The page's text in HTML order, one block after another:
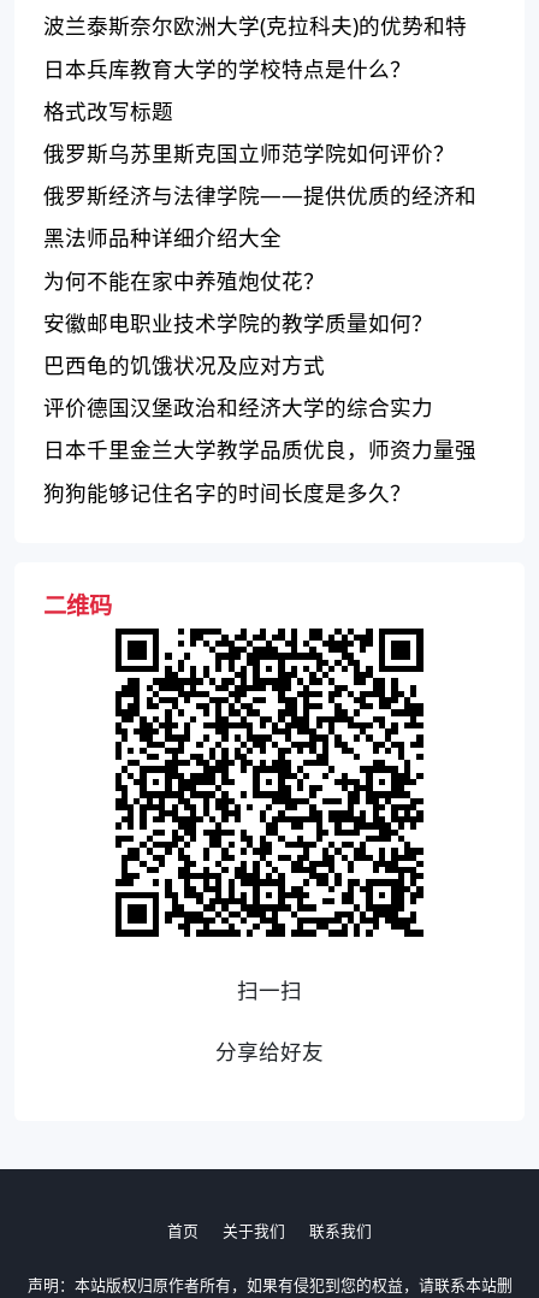
波兰泰斯奈尔欧洲大学(克拉科夫)的优势和特
点？
日本兵库教育大学的学校特点是什么？
格式改写标题
俄罗斯乌苏里斯克国立师范学院如何评价？
俄罗斯经济与法律学院——提供优质的经济和
法律教育，并在研究领域取得重要成就
黑法师品种详细介绍大全
为何不能在家中养殖炮仗花？
安徽邮电职业技术学院的教学质量如何？
巴西龟的饥饿状况及应对方式
评价德国汉堡政治和经济大学的综合实力
日本千里金兰大学教学品质优良，师资力量强
大
狗狗能够记住名字的时间长度是多久？
二维码
扫一扫
分享给好友
首页 关于我们 联系我们
声明：本站版权归原作者所有，如果有侵犯到您的权益，请联系本站删